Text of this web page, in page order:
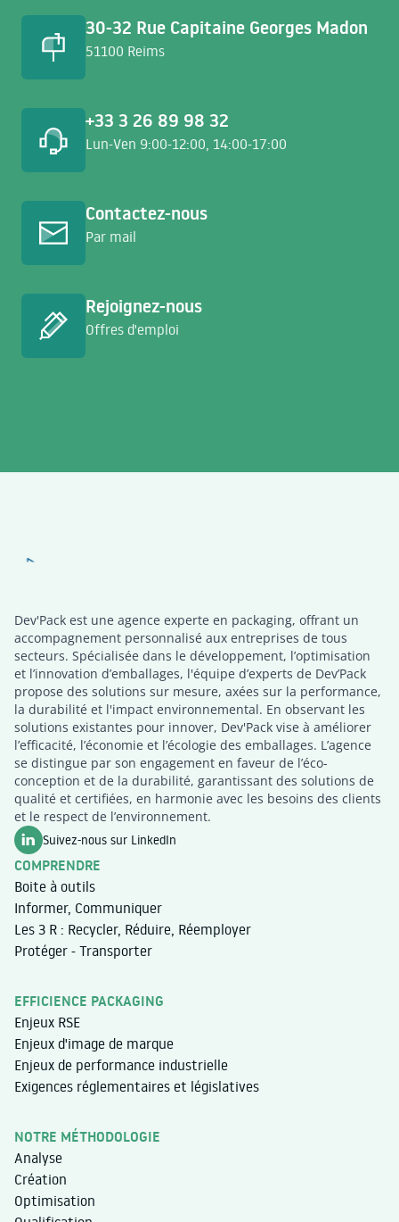
Accès rapides
30-32 Rue Capitaine Georges Madon
51100 Reims
+33 3 26 89 98 32
Lun-Ven 9:00-12:00, 14:00-17:00
Contactez-nous
Par mail
Rejoignez-nous
Offres d'emploi
DEVPACKPackaging validation
Dev’Pack, l'expert en solutions packaging
Dev'Pack est une agence experte en packaging, offrant un
accompagnement personnalisé aux entreprises de tous
secteurs. Spécialisée dans le développement, l’optimisation
et l’innovation d’emballages, l'équipe d’experts de Dev’Pack
propose des solutions sur mesure, axées sur la performance,
la durabilité et l'impact environnemental. En observant les
solutions existantes pour innover, Dev'Pack vise à améliorer
l’efficacité, l’économie et l’écologie des emballages. L’agence
se distingue par son engagement en faveur de l’éco-
conception et de la durabilité, garantissant des solutions de
qualité et certifiées, en harmonie avec les besoins des clients
et le respect de l’environnement.
Suivez-nous sur LinkedIn
COMPRENDRE
Boite à outils
Informer, Communiquer
Les 3 R : Recycler, Réduire, Réemployer
Protéger - Transporter
EFFICIENCE PACKAGING
Enjeux RSE
Enjeux d'image de marque
Enjeux de performance industrielle
Exigences réglementaires et législatives
NOTRE MÉTHODOLOGIE
Analyse
Création
Optimisation